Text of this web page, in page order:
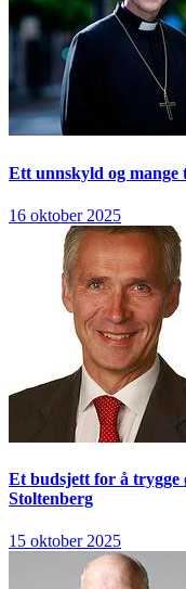
Ett unnskyld og mange
16 oktober 2025
Et budsjett for å trygge
Stoltenberg
15 oktober 2025